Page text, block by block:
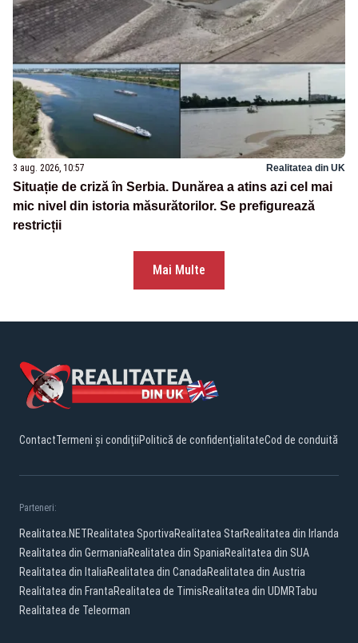
3 aug. 2026, 10:57 Realitatea din UK
Situație de criză în Serbia. Dunărea a atins azi cel mai
mic nivel din istoria măsurătorilor. Se prefigurează
restricții
Mai Multe
ContactTermeni și condițiiPolitică de confidențialitateCod de conduită
Parteneri:
Realitatea.NETRealitatea SportivaRealitatea StarRealitatea din Irlanda
Realitatea din GermaniaRealitatea din SpaniaRealitatea din SUA
Realitatea din ItaliaRealitatea din CanadaRealitatea din Austria
Realitatea din FrantaRealitatea de TimisRealitatea din UDMRTabu
Realitatea de Teleorman